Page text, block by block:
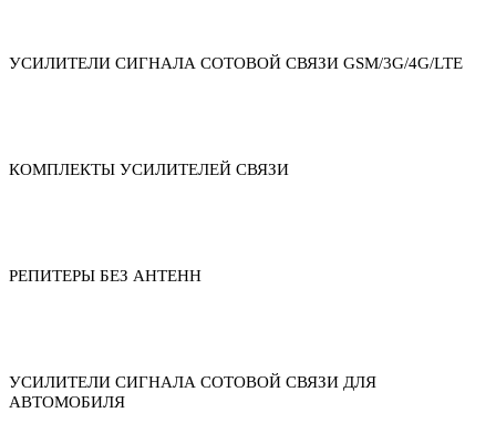
УСИЛИТЕЛИ СИГНАЛА СОТОВОЙ СВЯЗИ GSM/3G/4G/LTE
КОМПЛЕКТЫ УСИЛИТЕЛЕЙ СВЯЗИ
РЕПИТЕРЫ БЕЗ АНТЕНН
УСИЛИТЕЛИ СИГНАЛА СОТОВОЙ СВЯЗИ ДЛЯ
АВТОМОБИЛЯ